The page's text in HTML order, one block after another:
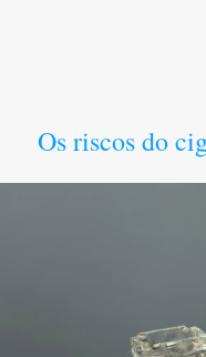
Os riscos do